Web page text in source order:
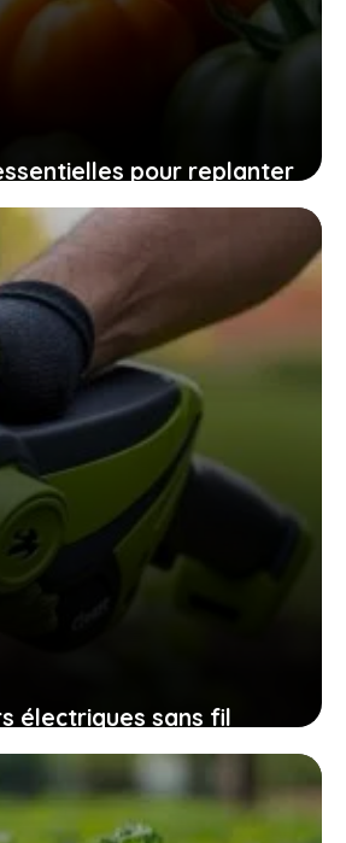
pour replanter
tomates maison
pleine de saveurs
électriques sans fil
l’entretien
sans fatigue